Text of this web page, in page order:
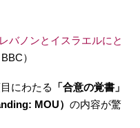
バノンとイスラエルにと
）
にわたる
「合意の覚書」
MOU） の内容が驚